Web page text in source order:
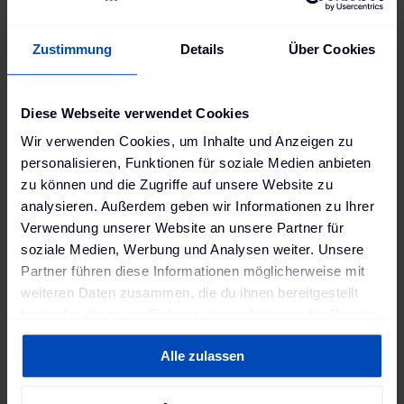
Zustimmung Details Über Cookies
Diese Webseite verwendet Cookies
Wir verwenden Cookies, um Inhalte und Anzeigen zu
personalisieren, Funktionen für soziale Medien anbieten
zu können und die Zugriffe auf unsere Website zu
analysieren. Außerdem geben wir Informationen zu Ihrer
Verwendung unserer Website an unsere Partner für
soziale Medien, Werbung und Analysen weiter. Unsere
Partner führen diese Informationen möglicherweise mit
weiteren Daten zusammen, die du ihnen bereitgestellt
gesammelt haben. Weitere Informationen findest du in
Datenschutzerklärungund unserem
Impressum.
Alle zulassen
"Unsere Zusammenarbeit mit GESI ist ein
weiterer Schritt in Richtung unserer Vision
einer emissionsfreien Zukunft. Mit den
leisten wir einen erheblichen Beitrag für
die Energiewende. So beschleunigen wir
die Entwicklung hin zu einer stabilen und
erneuerbaren Energieversorgung von
morgen. Unsere Expertise ergänzt sich
hier perfekt: Branchen-Know-how und
Finanzstärke trifft auf langjährige
Batteriespeichern."
Thomas Raffeiner,